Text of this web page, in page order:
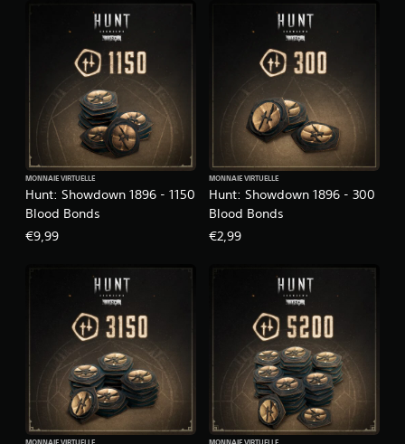
Hunt: Showdown 1896 - 1150
Blood Bonds
MONNAIE VIRTUELLE
€9,99
Hunt: Showdown 1896 - 300
Blood Bonds
MONNAIE VIRTUELLE
€2,99